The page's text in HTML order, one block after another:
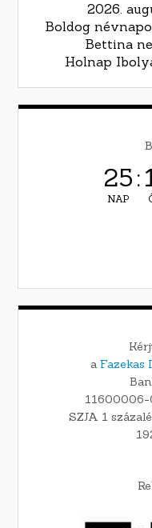
2026.
Boldog
Bettina
Holnap
25
NAP
:
a Fazekas
SZJA 1